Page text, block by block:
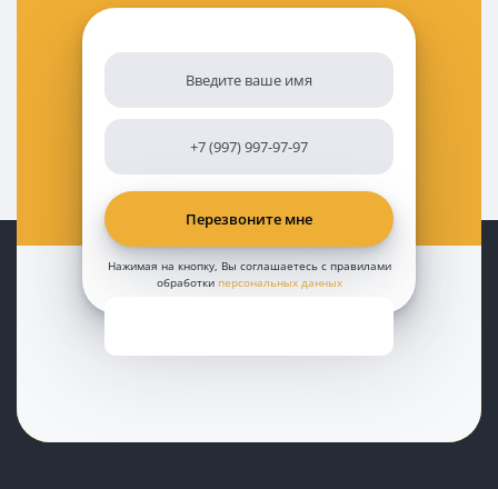
Нажимая на кнопку, Вы соглашаетесь с правилами
обработки персональных данных